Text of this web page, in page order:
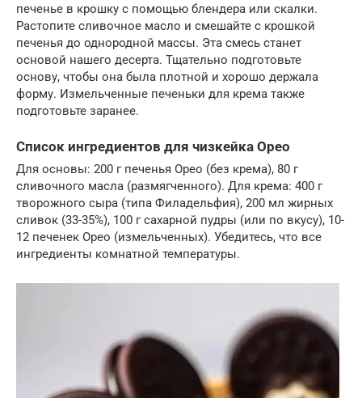
печенье в крошку с помощью блендера или скалки.
Растопите сливочное масло и смешайте с крошкой
печенья до однородной массы. Эта смесь станет
основой нашего десерта. Тщательно подготовьте
основу, чтобы она была плотной и хорошо держала
форму. Измельченные печеньки для крема также
подготовьте заранее.
Список ингредиентов для чизкейка Орео
Для основы: 200 г печенья Орео (без крема), 80 г
сливочного масла (размягченного). Для крема: 400 г
творожного сыра (типа Филадельфия), 200 мл жирных
сливок (33-35%), 100 г сахарной пудры (или по вкусу), 10-
12 печенек Орео (измельченных). Убедитесь, что все
ингредиенты комнатной температуры.